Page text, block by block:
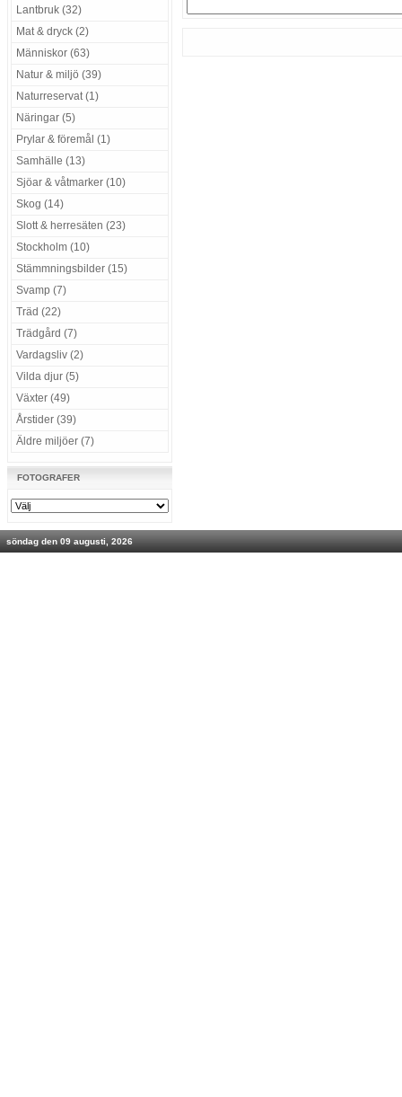
Lantbruk (32)
Mat & dryck (2)
Människor (63)
Natur & miljö (39)
Naturreservat (1)
Näringar (5)
Prylar & föremål (1)
Samhälle (13)
Sjöar & våtmarker (10)
Skog (14)
Slott & herresäten (23)
Stockholm (10)
Stämmningsbilder (15)
Svamp (7)
Träd (22)
Trädgård (7)
Vardagsliv (2)
Vilda djur (5)
Växter (49)
Årstider (39)
Äldre miljöer (7)
FOTOGRAFER
söndag den 09 augusti, 2026